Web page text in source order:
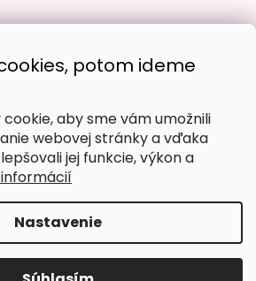
potom ideme
aby sme vám umožnili
webovej stránky a vďaka
jej funkcie, výkon a
Nastavenie
spôsoby platby:
. Všetky práva
Upraviť nastavenie cookies